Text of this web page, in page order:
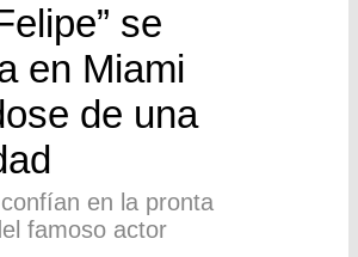
se
en Miami
de una
en la pronta
famoso actor